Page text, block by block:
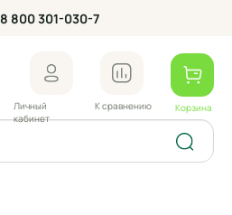
8 800 301-030-7
Личный
кабинет
К сравнению Корзина